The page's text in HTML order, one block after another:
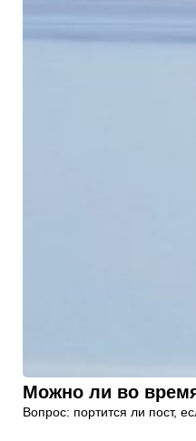
Можно ли во
Вопрос: портится ли пост,